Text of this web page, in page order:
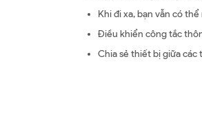
Khi đi xa, bạn vẫn có
Điều khiển công tắc
Chia sẻ thiết bị giữa